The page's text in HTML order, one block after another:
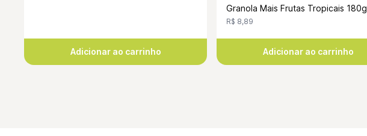
Adicionar ao carrinho
Granola Mais Frutas Tropicais 180g
R$ 8,89
Adicionar ao carrinho